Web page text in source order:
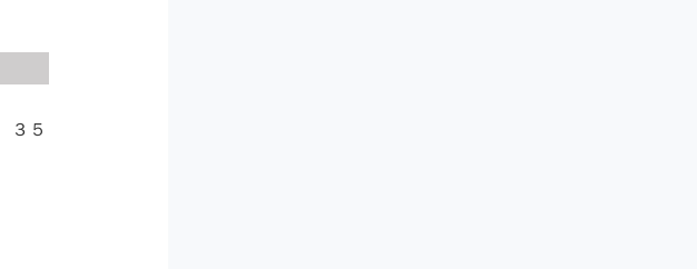
３５